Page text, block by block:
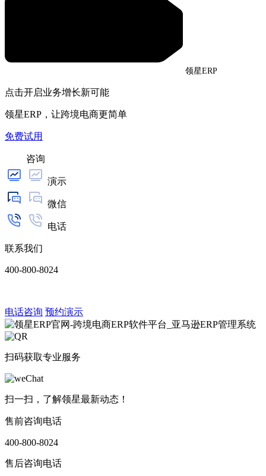
领星ERP
点击开启业务增长新可能
领星ERP，让跨境电商更简单
免费试用
咨询
演示
微信
电话
联系我们
400-800-8024
电话咨询 预约演示
扫码获取专业服务
扫一扫，了解领星最新动态！
售前咨询电话
400-800-8024
售后咨询电话